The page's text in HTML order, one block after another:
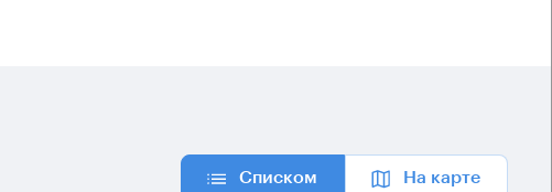
Списком На карте